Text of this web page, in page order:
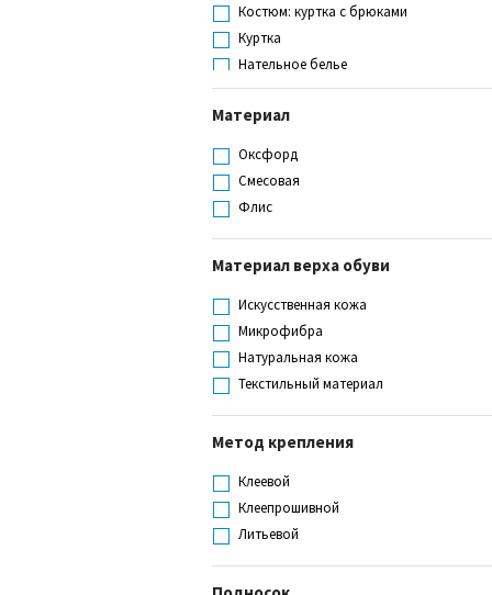
Костюм: куртка с брюками
Куртка
Нательное белье
Плащ
Толстовка
Материал
Оксфорд
Смесовая
Флис
Материал верха обуви
Искусственная кожа
Микрофибра
Натуральная кожа
Текстильный материал
Метод крепления
Клеевой
Клеепрошивной
Литьевой